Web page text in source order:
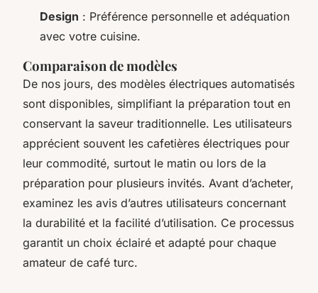
Design : Préférence personnelle et adéquation
avec votre cuisine.
Comparaison de modèles
De nos jours, des modèles électriques automatisés
sont disponibles, simplifiant la préparation tout en
conservant la saveur traditionnelle. Les utilisateurs
apprécient souvent les cafetières électriques pour
leur commodité, surtout le matin ou lors de la
préparation pour plusieurs invités. Avant d’acheter,
examinez les avis d’autres utilisateurs concernant
la durabilité et la facilité d’utilisation. Ce processus
garantit un choix éclairé et adapté pour chaque
amateur de café turc.